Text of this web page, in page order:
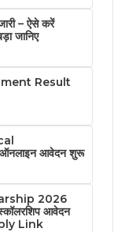
– ऐसे करें
जानिए
Result
आवेदन शुरू
2026
आवेदन
Link